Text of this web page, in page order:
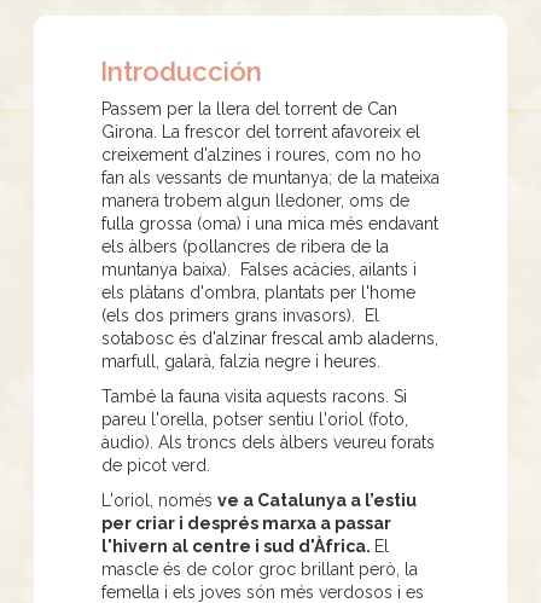
Introducción
Passem per la llera del torrent de Can
Girona. La frescor del torrent afavoreix el
creixement d'alzines i roures, com no ho
fan als vessants de muntanya; de la mateixa
manera trobem algun lledoner, oms de
fulla grossa (oma) i una mica més endavant
els àlbers (pollancres de ribera de la
muntanya baixa). Falses acàcies, ailants i
els plàtans d'ombra, plantats per l'home
(els dos primers grans invasors). El
sotabosc és d'alzinar frescal amb aladerns,
marfull, galarà, falzia negre i heures.
També la fauna visita aquests racons. Si
pareu l'orella, potser sentiu l'oriol (foto,
àudio). Als troncs dels àlbers veureu forats
de picot verd.
L'oriol, només ve a Catalunya a l’estiu
per criar i després marxa a passar
l'hivern al centre i sud d'Àfrica. El
mascle és de color groc brillant però, la
femella i els joves són més verdosos i es